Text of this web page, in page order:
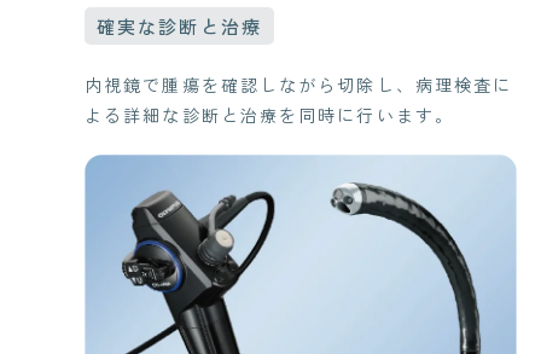
確実な診断と治療
内視鏡で腫瘍を確認しながら切除し、病理検査に
よる詳細な診断と治療を同時に行います。